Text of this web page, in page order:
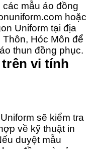
mẫu áo đồng
hoặc
Uniform tại địa
Hóc Môn để
thun đồng phục.
vi tính
sẽ kiểm tra
về kỹ thuật in
duyệt mẫu